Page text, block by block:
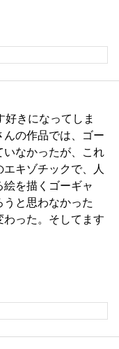
好きになってしま
んの作品では、ゴー
いなかったが、これ
キゾチックで、人
を描くゴーギャ
と思わなかった
った。そしてます